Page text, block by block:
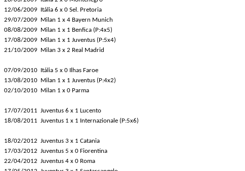
12/06/2009
29/07/2009
08/08/2009
17/08/2009
21/10/2009
07/09/2010
13/08/2010
02/10/2010
17/07/2011
18/08/2011
18/02/2012
17/03/2012
22/04/2012
Itália 6 x 0 Sel. Pretoria
Milan 1 x 4 Bayern Munich
Milan 1 x 1 Benfica (P:4x5)
Milan 1 x 1 Juventus (P:5x4)
Milan 3 x 2 Real Madrid
Itália 5 x 0 Ilhas Faroe
Milan 1 x 1 Juventus (P:4x2)
Milan 1 x 0 Parma
Juventus 6 x 1 Lucento
Juventus 1 x 1 Internazionale (P:5x6)
Juventus 3 x 1 Catania
Juventus 5 x 0 Fiorentina
Juventus 4 x 0 Roma